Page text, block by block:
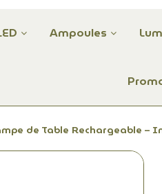
Ampoules
de Table Rechargeable –